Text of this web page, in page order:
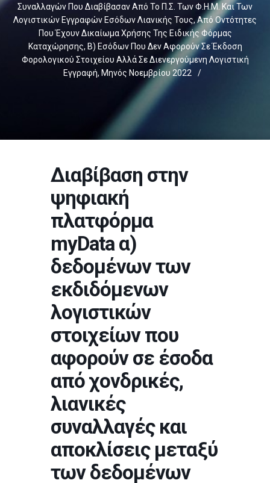
Συναλλαγών Που Διαβίβασαν Από Το Π.Σ. Των Φ.Η.Μ. Και Των
Λογιστικών Εγγραφών Εσόδων Λιανικής Τους, Από Οντότητες
Που Έχουν Δικαίωμα Χρήσης Της Ειδικής Φόρμας
Καταχώρησης, Β) Εσόδων Που Δεν Αφορούν Σε Έκδοση
Φορολογικού Στοιχείου Αλλά Σε Διενεργούμενη Λογιστική
Εγγραφή, Μηνός Νοεμβρίου 2022
/
Διαβίβαση στην
ψηφιακή
πλατφόρμα
myData α)
δεδομένων των
εκδιδόμενων
λογιστικών
στοιχείων που
αφορούν σε έσοδα
από χονδρικές,
λιανικές
συναλλαγές και
αποκλίσεις μεταξύ
των δεδομένων